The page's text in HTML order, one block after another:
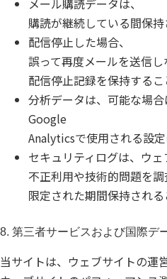
メール購読データは、
購読が継続している間保持
配信停止した場合、
誤って再度メールを送信し
配信停止記録を保持するこ
分析データは、可能な場合
Google
Analyticsで使用される設定
セキュリティログは、ウェ
不正利用や技術的問題を調
限定された期間保持される
8. 第三者サービスおよび国際デ
当サイトは、ウェブサイトの運